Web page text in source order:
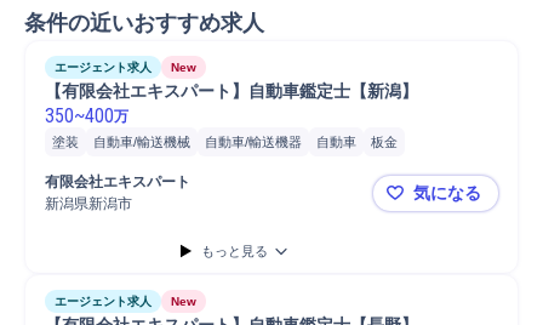
条件の近いおすすめ求人
エージェント求人 New
【有限会社エキスパート】自動車鑑定士【新潟】
350~400万
塗装 自動車/輸送機械 自動車/輸送機器 自動車 板金
有限会社エキスパート
新潟県新潟市
【有限会社
気になる
もっと見る
エージェント求人 New